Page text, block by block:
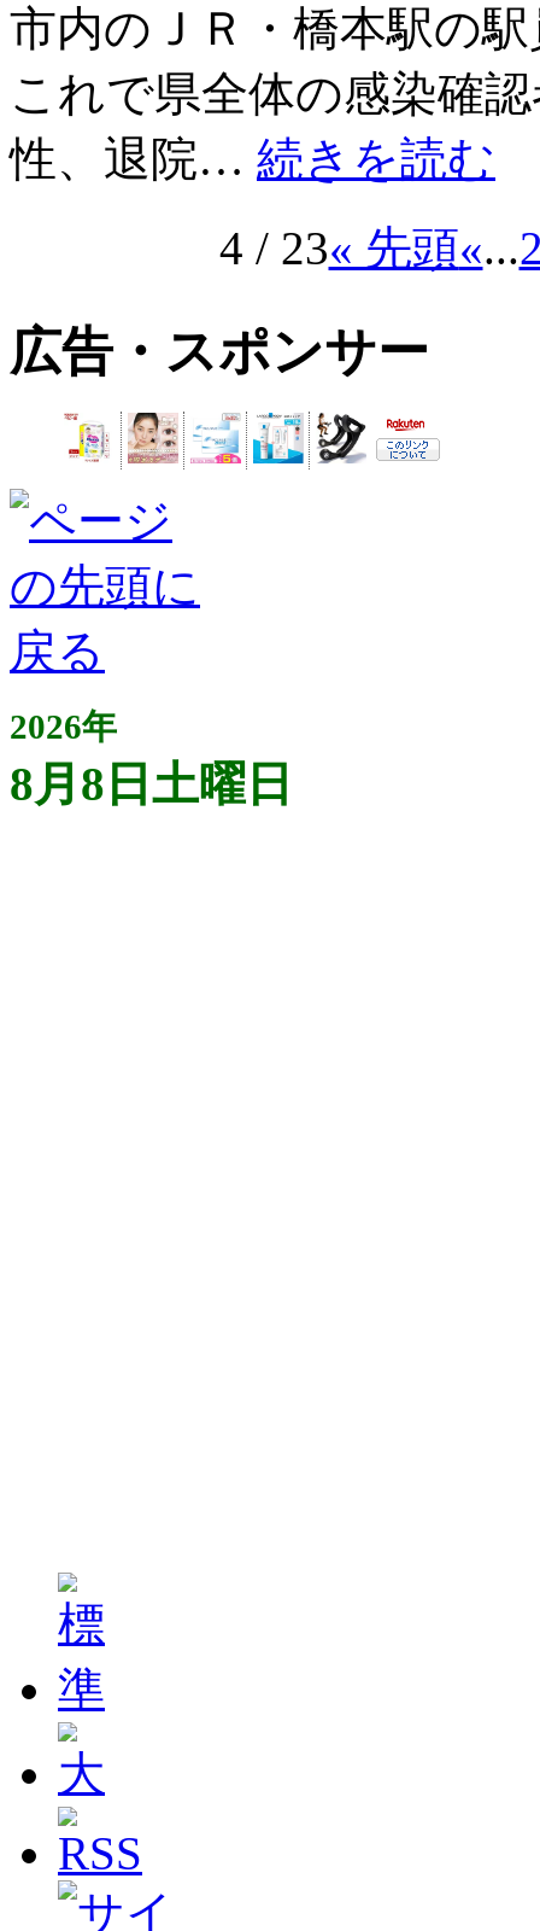
市内のＪＲ・橋本駅の
これで県全体の感染確
性、退院… 続きを読む
4 / 23« 先頭«...
広告・スポンサー
2026年
8月8日土曜日